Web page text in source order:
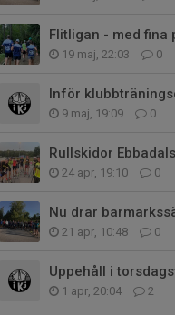
Flitligan - med fina
19 maj, 22:03 0
Inför
9 maj, 19:09 0
Rullskidor
24 apr, 19:10 0
Nu drar
21 apr, 10:48 0
Uppehåll i
1 apr, 20:04 2